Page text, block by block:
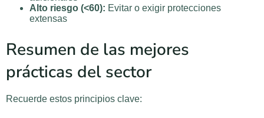
Alto riesgo (<60): Evitar o exigir protecciones
extensas
Resumen de las mejores
prácticas del sector
Recuerde estos principios clave: